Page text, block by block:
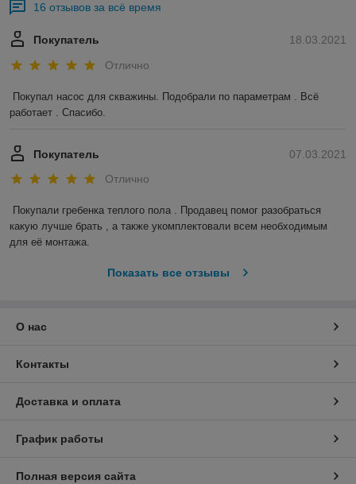
16 отзывов за всё время
18.03.2021
Покупатель
Отлично
Покупал насос для скважины. Подобрали по параметрам . Всё
работает . Спасибо.
07.03.2021
Покупатель
Отлично
Покупали гребенка теплого пола . Продавец помог разобраться
какую лучше брать , а также укомплектовали всем необходимым
для её монтажа.
Показать все отзывы
О нас
Контакты
Доставка и оплата
График работы
Полная версия сайта